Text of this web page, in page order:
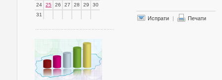
24
25 26 27 28 29
30
31
Испрати | Печати